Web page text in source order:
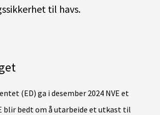
til havs.
(ED) ga i desember 2024 NVE et
blir bedt om å utarbeide et utkast til